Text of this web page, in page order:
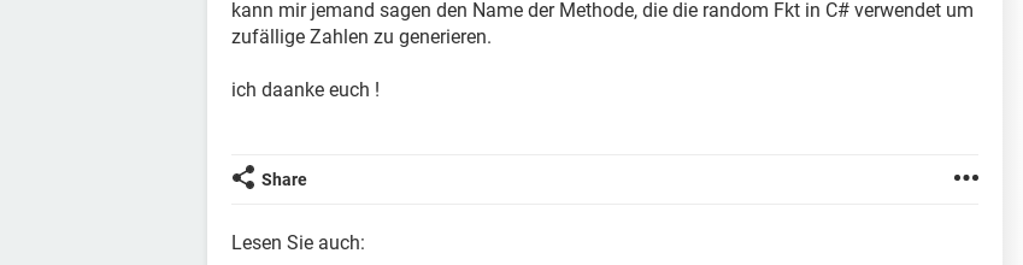
kann mir jemand sagen den Name der Methode, die die random Fkt in C# verwendet um
zufällige Zahlen zu generieren.
ich daanke euch !
Share
Lesen Sie auch: